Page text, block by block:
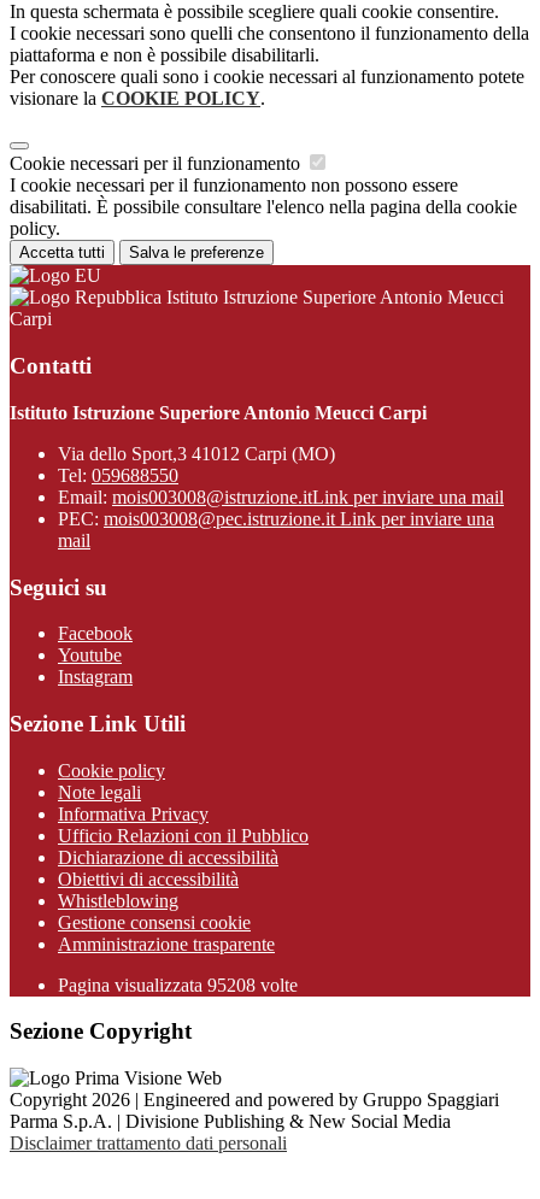
In questa schermata è possibile scegliere quali cookie consentire.
I cookie necessari sono quelli che consentono il funzionamento della
piattaforma e non è possibile disabilitarli.
Per conoscere quali sono i cookie necessari al funzionamento potete
visionare la COOKIE POLICY.
Cookie necessari per il funzionamento
I cookie necessari per il funzionamento non possono essere
disabilitati. È possibile consultare l'elenco nella pagina della cookie
policy.
Accetta tutti Salva le preferenze
Istituto Istruzione Superiore Antonio Meucci
Carpi
Contatti
Istituto Istruzione Superiore Antonio Meucci Carpi
Via dello Sport,3 41012 Carpi (MO)
Tel: 059688550
Email: mois003008@istruzione.itLink per inviare una mail
PEC: mois003008@pec.istruzione.it Link per inviare una
mail
Seguici su
Facebook
Youtube
Instagram
Sezione Link Utili
Cookie policy
Note legali
Informativa Privacy
Ufficio Relazioni con il Pubblico
Dichiarazione di accessibilità
Obiettivi di accessibilità
Whistleblowing
Gestione consensi cookie
Amministrazione trasparente
Pagina visualizzata 95208 volte
Sezione Copyright
Copyright 2026 | Engineered and powered by Gruppo Spaggiari
Parma S.p.A. | Divisione Publishing & New Social Media
Disclaimer trattamento dati personali